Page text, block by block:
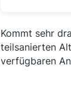
Kommt sehr
teilsanierten
verfügbaren